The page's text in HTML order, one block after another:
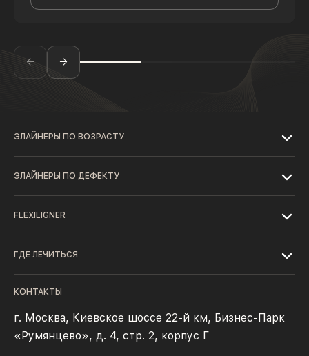
ЭЛАЙНЕРЫ ПО ВОЗРАСТУ
ЭЛАЙНЕРЫ ПО ДЕФЕКТУ
FLEXILIGNER
ГДЕ ЛЕЧИТЬСЯ
КОНТАКТЫ
г. Москва, Киевское шоссе 22-й км, Бизнес-Парк
«Румянцево», д. 4, стр. 2, корпус Г